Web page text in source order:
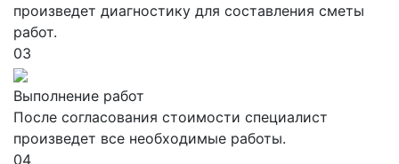
произведет диагностику для составления сметы
работ.
03
Выполнение работ
После согласования стоимости специалист
произведет все необходимые работы.
04